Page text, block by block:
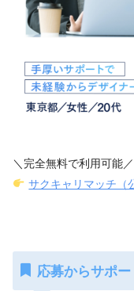
＼完全無料で利用可能／
サクキャリマッチ（
応募からサポ